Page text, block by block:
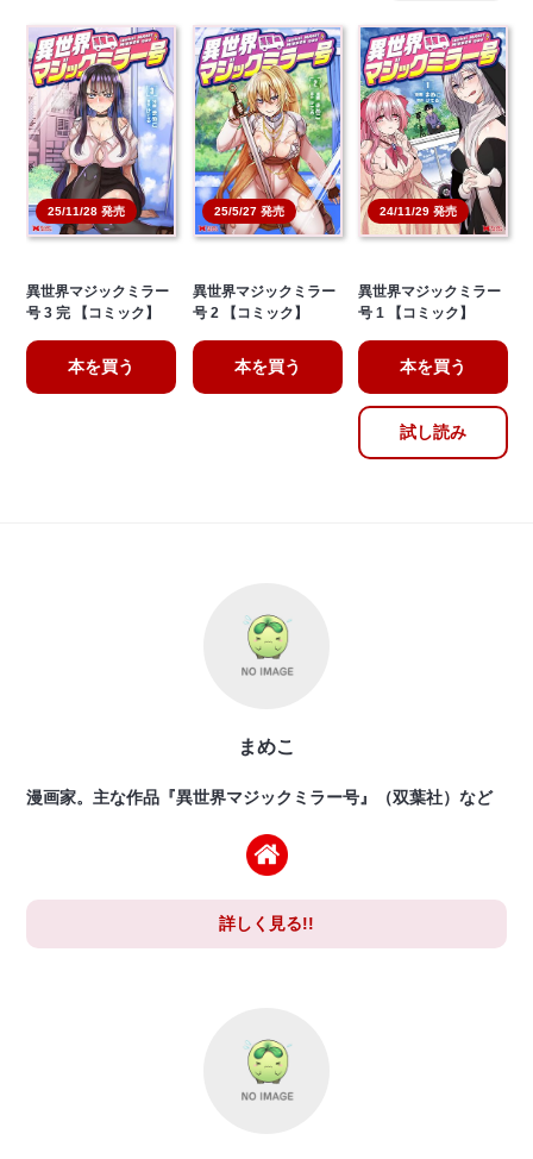
25/11/28 発売
異世界マジックミラー
号 3 完 【コミック】
本を買う
25/5/27 発売
異世界マジックミラー
号 2 【コミック】
本を買う
24/11/29 発売
異世界マジックミラー
号 1 【コミック】
本を買う
試し読み
まめこ
漫画家。主な作品『異世界マジックミラー号』（双葉社）など
詳しく見る!!